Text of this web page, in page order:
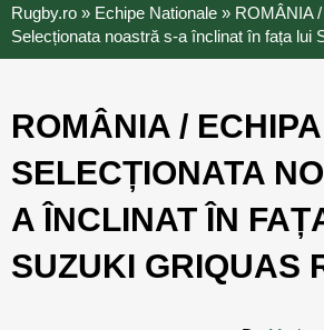
Rugby.ro » Echipe Nationale » ROMÂNIA
Selecționata noastră s-a înclinat în fața lui
ROMÂNIA /
SELECȚIONATA
A ÎNCLINAT ÎN
SUZUKI GRIQUAS